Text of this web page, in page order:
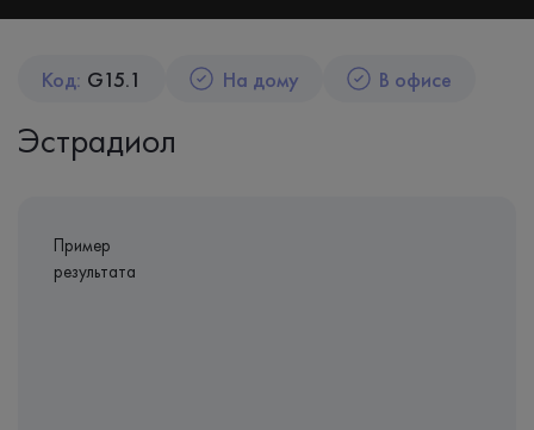
Код: G15.1 На дому В офисе
Эстрадиол
Пример
результата